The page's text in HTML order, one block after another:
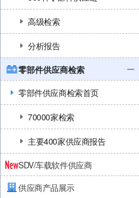
高级检索
分析报告
零部件供应商检索
零部件供应商检索首页
70000家检索
主要400家供应商报告
SDV/车载软件供应商
供应商产品展示